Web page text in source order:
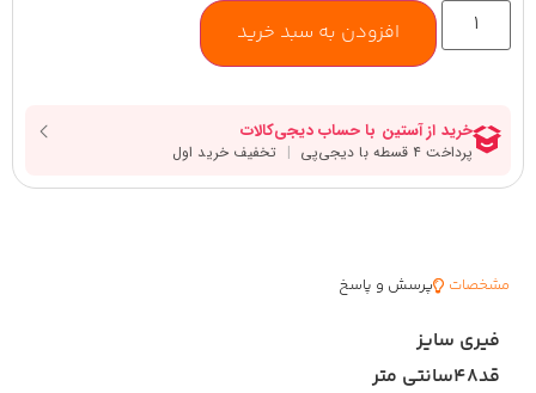
افزودن به سبد خرید
مشخصات پرسش و پاسخ
فیری سایز
قد۴۸سانتی متر